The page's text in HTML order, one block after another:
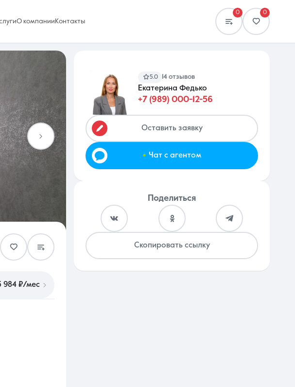
О компании Контакты
0 0
Сравнение
984 ₽/мес
5.0 14 отзывов
Екатерина Федько
+7 (989) 000-12-56
Оставить заявку
. Чат с агентом
Поделиться
Скопировать ссылку